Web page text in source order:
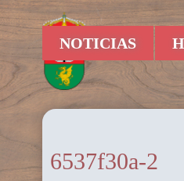
NOTICIAS
6537f30a-2